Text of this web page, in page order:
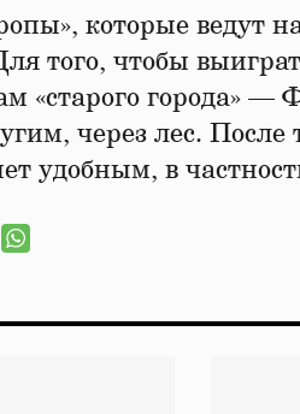
которые ведут
того, чтобы
«старого города»
через лес. После
удобным, в